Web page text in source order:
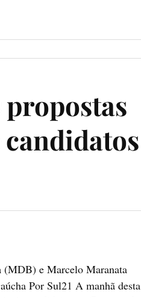
e Marcelo Maranata
Por Sul21 A manhã desta